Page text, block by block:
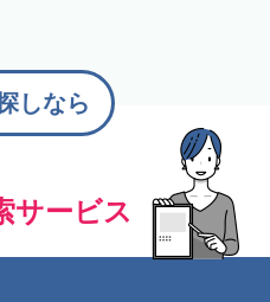
サービス
しなら